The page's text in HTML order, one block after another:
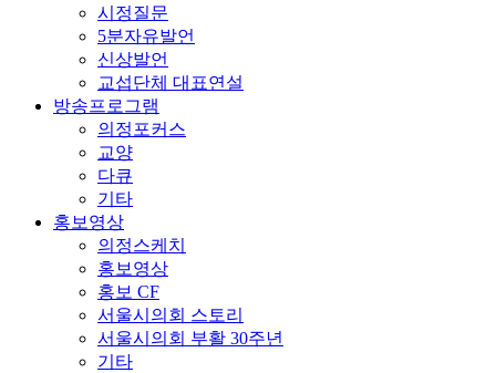
시정질문
5분자유발언
신상발언
교섭단체 대표연설
방송프로그램
의정포커스
교양
다큐
기타
홍보영상
의정스케치
홍보영상
홍보 CF
서울시의회 스토리
서울시의회 부활 30주년
기타